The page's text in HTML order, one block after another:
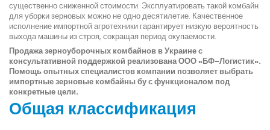
существенно сниженной стоимости. Эксплуатировать такой комбайн
для уборки зерновых можно не одно десятилетие. Качественное
исполнение импортной агротехники гарантирует низкую вероятность
выхода машины из строя, сокращая период окупаемости.
Продажа зерноуборочных комбайнов в Украине с
консультативной поддержкой реализована ООО «БФ-Логистик».
Помощь опытных специалистов компании позволяет выбрать
импортные зерновые комбайны бу с функционалом под
конкретные цели.
Общая классификация